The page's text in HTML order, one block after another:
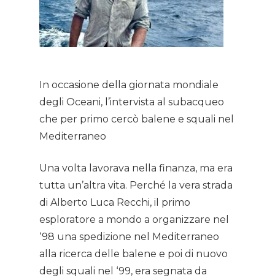
In occasione della giornata mondiale
degli Oceani, l’intervista al subacqueo
che per primo cercò balene e squali nel
Mediterraneo
Una volta lavorava nella finanza, ma era
tutta un’altra vita. Perché la vera strada
di Alberto Luca Recchi, il primo
esploratore a mondo a organizzare nel
‘98 una spedizione nel Mediterraneo
alla ricerca delle balene e poi di nuovo
degli squali nel ‘99, era segnata da